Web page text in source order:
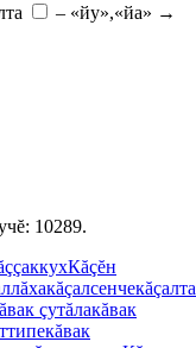
– «йу»,«йа» →
10289.
Кăçĕн
кăçалсенче
çутăлакăвак
кăвак